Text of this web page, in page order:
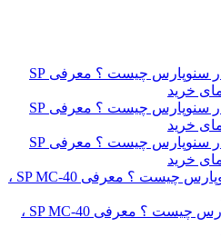
مینی لودر سنوپارس چیست ؟ معرفی SP
مینی لودر سنوپارس چیست ؟ معرفی SP
مینی لودر سنوپارس چیست ؟ معرفی SP
مینی لودر سنوپارس چیست ؟ معرفی SP MC-40 ،
مینی لودر سنوپارس چیست ؟ معرفی SP MC-40 ،